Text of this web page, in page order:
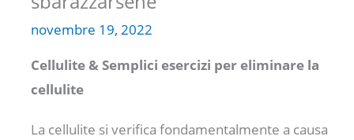
novembre 19, 2022
Cellulite & Semplici esercizi per eliminare la
cellulite
La cellulite si verifica fondamentalmente a causa